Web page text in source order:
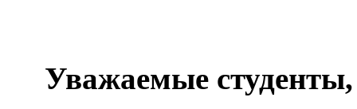
Уважаемые